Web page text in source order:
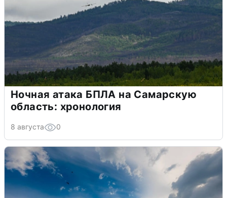
Ночная атака БПЛА на Самарскую
область: хронология
8 августа 0